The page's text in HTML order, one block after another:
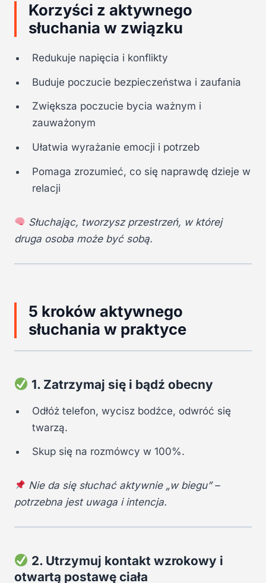
Korzyści z aktywnego
słuchania w związku
Redukuje napięcia i konflikty
Buduje poczucie bezpieczeństwa i zaufania
Zwiększa poczucie bycia ważnym i
zauważonym
Ułatwia wyrażanie emocji i potrzeb
Pomaga zrozumieć, co się naprawdę dzieje w
relacji
Słuchając, tworzysz przestrzeń, w której
druga osoba może być sobą.
5 kroków aktywnego
słuchania w praktyce
1. Zatrzymaj się i bądź obecny
Odłóż telefon, wycisz bodźce, odwróć się
twarzą.
Skup się na rozmówcy w 100%.
Nie da się słuchać aktywnie „w biegu” –
potrzebna jest uwaga i intencja.
2. Utrzymuj kontakt wzrokowy i
otwartą postawę ciała